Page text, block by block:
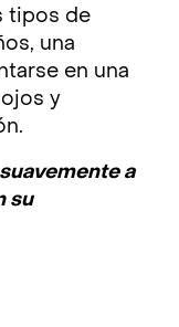
tipos de
una
en una
y
a
su